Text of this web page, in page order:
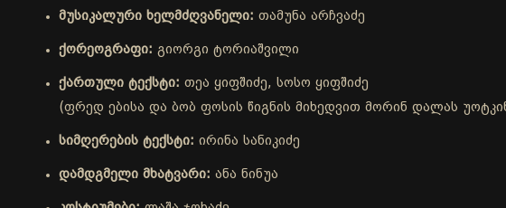
მუსიკალური ხელმძღვანელი: თამუნა არჩვაძე
ქორეოგრაფი: გიორგი ტორიაშვილი
ქართული ტექსტი: თეა ყიფშიძე, სოსო ყიფშიძე
(ფრედ ებისა და ბობ ფოსის წიგნის მიხედვით მორინ დალას
სიმღერების ტექსტი: ირინა სანიკიძე
დამდგმელი მხატვარი: ანა ნინუა